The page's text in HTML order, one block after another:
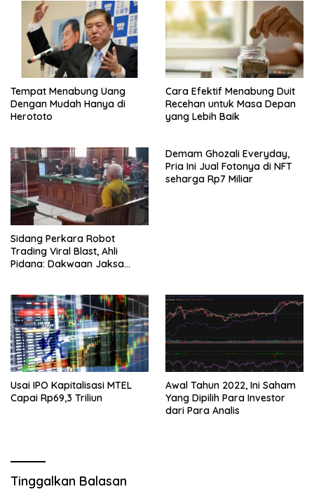
Tempat Menabung Uang
Dengan Mudah Hanya di
Herototo
Cara Efektif Menabung Duit
Recehan untuk Masa Depan
yang Lebih Baik
Sidang Perkara Robot
Trading Viral Blast, Ahli
Pidana: Dakwaan Jaksa
Demam Ghozali Everyday,
Pria Ini Jual Fotonya di NFT
seharga Rp7 Miliar
Usai IPO Kapitalisasi MTEL
Capai Rp69,3 Triliun
Awal Tahun 2022, Ini Saham
Yang Dipilih Para Investor
dari Para Analis
Tinggalkan Balasan